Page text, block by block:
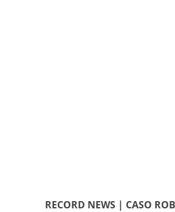
RECORD NEWS | CASO